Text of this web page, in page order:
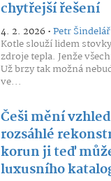
chytřejší řešení
4. 2. 2026 •Petr Šindelář
Kotle slouží lidem
zdroje tepla. Jenže
Už brzy tak možná
ve...
Češi mění
rozsáhlé
korun ji teď
luxusního